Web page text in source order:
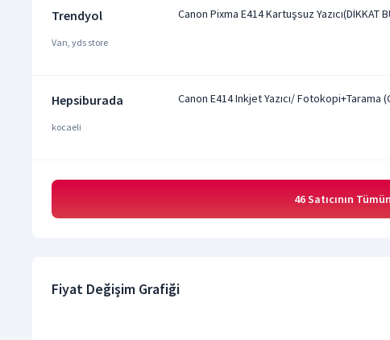
Trendyol
Van, yds store
Canon Pixma E414 Kartuşsuz Yazıcı(DİKKAT
Hepsiburada
kocaeli
Canon E414 Inkjet Yazıcı/ Fotokopi+Tarama
46 Satıcının
Fiyat Değişim Grafiği